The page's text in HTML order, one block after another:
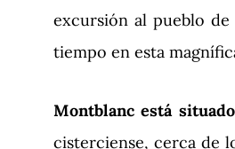
excursión al pueblo
tiempo en esta
Montblanc está
cisterciense, cerca de